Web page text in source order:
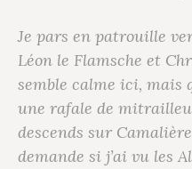
Je pars en patrouille
Léon le Flamsche et
semble calme ici, mais
une rafale de
descends sur
demande si j’ai vu les